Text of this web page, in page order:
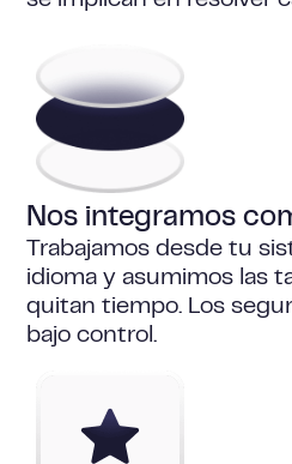
Nos integramos
Trabajamos desde tu
idioma y asumimos las
quitan tiempo. Los
bajo control.